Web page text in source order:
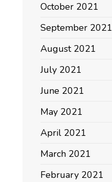
October 2021
September 2021
August 2021
July 2021
June 2021
May 2021
April 2021
March 2021
February 2021